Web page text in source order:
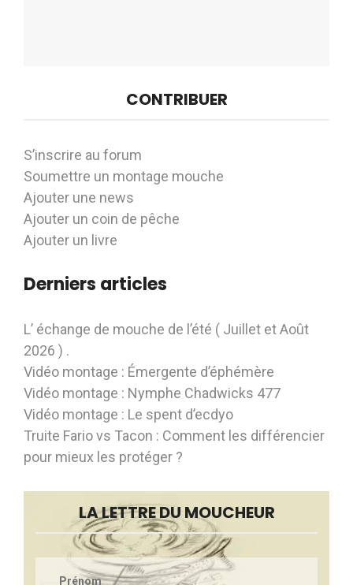
CONTRIBUER
S’inscrire au forum
Soumettre un montage mouche
Ajouter une news
Ajouter un coin de pêche
Ajouter un livre
Derniers articles
L’ échange de mouche de l’été ( Juillet et Août
2026 ) .
Vidéo montage : Émergente d’éphémère
Vidéo montage : Nymphe Chadwicks 477
Vidéo montage : Le spent d’ecdyo
Truite Fario vs Tacon : Comment les différencier
pour mieux les protéger ?
LA LETTRE DU MOUCHEUR